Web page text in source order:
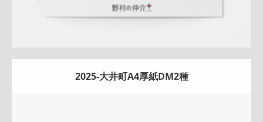
2025-大井町A4厚紙DM2種